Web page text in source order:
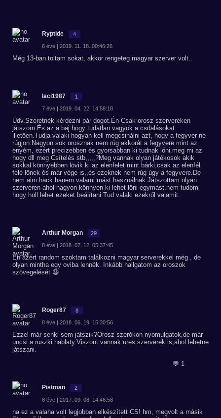
Ryptide 4
6 éve | 2019. 11. 18. 00:46:26
Még 13-ban toltam sokat, akkor rengeteg magyar szerver volt..
laci1987 1
7 éve | 2019. 04. 22. 14:58:18
Üdv.Szeretnék kérdezni pár dogot.Én Csak orosz szervereken
játszom.És az a baj hogy tudatlan vagyok a csdalásokat
illetően.Tudja valaki hogyan kell megcsinálni azt, hogy a fegyver ne
rúgjon.Nagyon sok orosznak nem rúg akkorát a fegyvere mint az
enyém, ezért precizebben és gyorsabban ki tudnak lőni.meg mi az
hogy dll meg Csítelés stb,,,,,?Meg vannak olyan játékosok akik
sokkal könnyebben lövik ki az elenfelet mint bárki,csak az elenfél
felé lőnek és már vége is,,és ezeknek nem rúg úgy a fegyvere.De
nem aim hack hanem valami mást használnak.Játszottam olyan
szerveren ahol nagyon könnyen ki lehet löni egymást.nem tudom
hogy holl lehet ezeket beálítani.Tud valaki ezekről valamit.
Arthur Morgan 29
8 éve | 2018. 07. 12. 05:37:45
Én azért random szoktam találkozni magyar serverekkel még , de
olyan mintha egy oviba lennék. Inkább hallgatom az oroszok
szövegelését 😆
Roger87 8
8 éve | 2018. 06. 19. 15:30:56
Ezzel már senki sem játszik?Orosz szerókon nyomulgatok,de már
uncsi a ruszki hablaty.Viszont vannak üres szerverek is,ahol lehetne
játszani.
💬 1
Pistman 2
8 éve | 2017. 09. 08. 14:46:58
na ez a valaha volt legjobban elkészített CS! hm, megvolt a másik